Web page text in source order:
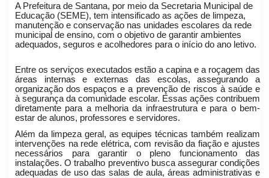
A Prefeitura de Santana, por meio da Secretaria Municipal de
Educação (SEME), tem intensificado as ações de limpeza,
manutenção e conservação nas unidades escolares da rede
municipal de ensino, com o objetivo de garantir ambientes
adequados, seguros e acolhedores para o início do ano letivo.
Entre os serviços executados estão a capina e a roçagem das
áreas internas e externas das escolas, assegurando a
organização dos espaços e a prevenção de riscos à saúde e
à segurança da comunidade escolar. Essas ações contribuem
diretamente para a melhoria da infraestrutura e para o bem-
estar de alunos, professores e servidores.
Além da limpeza geral, as equipes técnicas também realizam
intervenções na rede elétrica, com revisão da fiação e ajustes
necessários para garantir o pleno funcionamento das
instalações. O trabalho preventivo busca assegurar condições
adequadas de uso das salas de aula, áreas administrativas e